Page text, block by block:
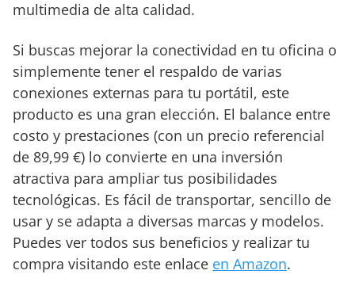
multimedia de alta calidad.
Si buscas mejorar la conectividad en tu oficina o
simplemente tener el respaldo de varias
conexiones externas para tu portátil, este
producto es una gran elección. El balance entre
costo y prestaciones (con un precio referencial
de 89,99 €) lo convierte en una inversión
atractiva para ampliar tus posibilidades
tecnológicas. Es fácil de transportar, sencillo de
usar y se adapta a diversas marcas y modelos.
Puedes ver todos sus beneficios y realizar tu
compra visitando este enlace en Amazon.